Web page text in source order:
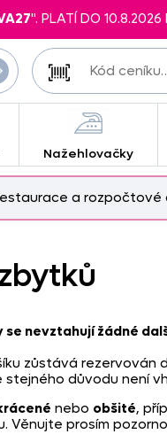
". PLATÍ DO
Nažehlovačky
a
se nevztahují žádné
zůstává rezervován
stejného důvodu není
nebo obšité,
Věnujte prosím